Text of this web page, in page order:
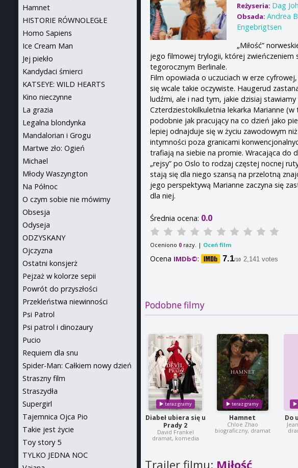
Reżyseria: Dag
Obsada:Andrea
Engebrigtsen
„Miłość”
jego filmowej trylogii, której zwieńczeniem
tegorocznym Berlinale.
Film opowiada o uczuciach w erze
się wcale takie oczywiste. Haugerud
ludźmi, ale i nad tym, jakie dzisiaj
Czterdziestokilkuletnia lekarka Marianne
podobnie jak pracujący na co dzień jako
lepiej odnajduje się w życiu zawodowym
intymności poza granicami
trafiają na siebie na promie. Wracająca do
„rejsy” po Oslo to rodzaj częstej nocnej
stają się dla niego szansą na przelotną
jego perspektywą Marianne zaczyna się
dla niej.
Średnia ocena: 0.0
Oceniono 0 razy. | Oceń film
Ocena IMDb©: 7.1/10 2,141 votes
Podobne filmy
Diabeł ubiera się u
Prady 2
David Frankel
dramat, komedia
Hamnet
Chloe Zhao
biograficzny, dramat
Do
Trailer filmu: Miłość
Hamnet
HISTORIE RÓWNOLEGŁE
Homo Sapiens
Ice Cream Man
Jej piekło
Kandydaci śmierci
KATSEYE: WILD HEARTS
Kino nieczynne
La grazia
Legalna blondynka
Mandalorian i Grogu
Martwe zło: Ogień
Michael
Młody Waszyngton
Na Północ
O czym sobie nie mówimy
Obsesja
Odyseja
ODZYSKANY
Ojczyzna
Ostatni konsjerż
Pejzaż w kolorze sepii
Powrót do przyszłości
Przekleństwa niewinności
Psi Patrol
Psi patrol i dinozaury
Pucio
Requiem dla snu
Spider-Man: Całkiem nowy dzień
Straszny film
Straszydła
Supergirl
Tajemnica Ojca Pio
Takie jest życie
Toy story 5
TYLKO JEDNA NOC